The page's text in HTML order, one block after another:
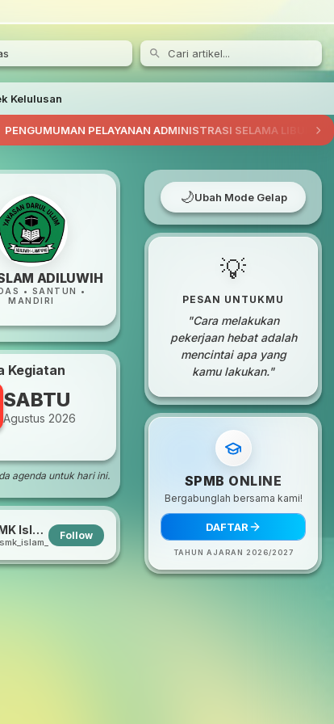
Kelulusan
PELAYANAN ADMINISTRASI SELAMA LIBUR SEMESTER
ADILUWIH
• SANTUN •
MANDIRI
Kegiatan
SABTU
Agustus 2026
agenda untuk hari ini.
SMK Islam Adiluwih Follow
🌙Ubah Mode Gelap
💡
PESAN UNTUKMU
"Cara melakukan
pekerjaan hebat adalah
mencintai apa yang
kamu lakukan."
SPMB ONLINE
Bergabunglah bersama kami!
DAFTAR
TAHUN AJARAN 2026/2027